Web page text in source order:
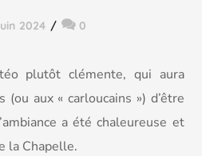
2024 0
plutôt clémente, qui aura
aux « carloucains ») d’être
a été chaleureuse et
la Chapelle.